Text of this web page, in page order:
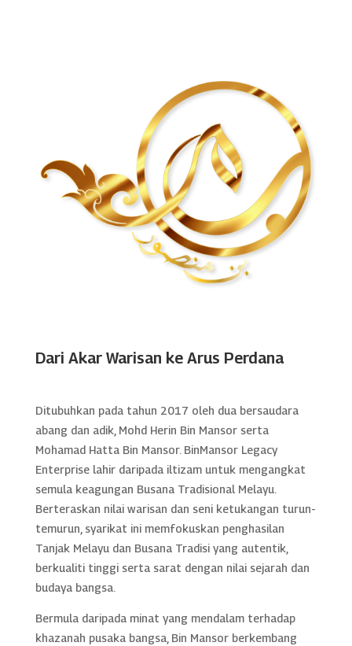
Dari Akar Warisan ke Arus Perdana
Ditubuhkan pada tahun 2017 oleh dua bersaudara
abang dan adik, Mohd Herin Bin Mansor serta
Mohamad Hatta Bin Mansor. BinMansor Legacy
Enterprise lahir daripada iltizam untuk mengangkat
semula keagungan Busana Tradisional Melayu.
Berteraskan nilai warisan dan seni ketukangan turun-
temurun, syarikat ini memfokuskan penghasilan
Tanjak Melayu dan Busana Tradisi yang autentik,
berkualiti tinggi serta sarat dengan nilai sejarah dan
budaya bangsa.
Bermula daripada minat yang mendalam terhadap
khazanah pusaka bangsa, Bin Mansor berkembang